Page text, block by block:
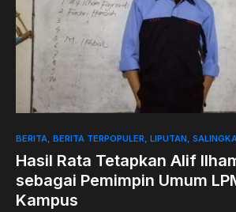
0
BERITA BERITA TERPOPULER LIPUTAN
Hasil Rata Tetapkan Alif
sebagai Pemimpin Umum
Kampus